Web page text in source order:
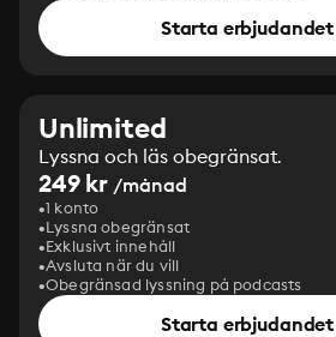
Starta erbjudandet
Unlimited
Lyssna och läs obegränsat.
249 kr /månad
1 konto
Lyssna obegränsat
Exklusivt innehåll
Avsluta när du vill
Obegränsad lyssning på podcasts
Starta erbjudandet